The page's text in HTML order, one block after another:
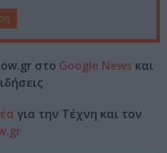
στο Google News και
για την Τέχνη και τον